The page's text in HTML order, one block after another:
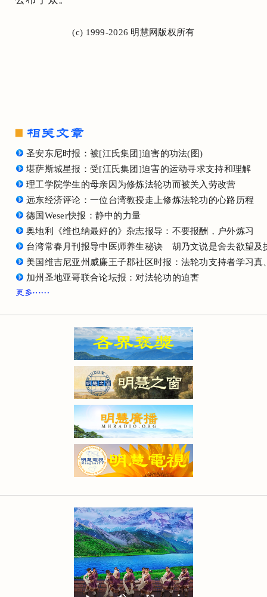
(c) 1999-2026 明慧网版权所有
圣安东尼时报：被[江氏集团]迫害的功法(图)
堪萨斯城星报：受[江氏集团]迫害的运动寻求支持和理解
理工学院学生的母亲因为修炼法轮功而被关入劳改营
远东经济评论：一位台湾教授走上修炼法轮功的心路历程
德国Weser快报：静中的力量
奥地利《维也纳最好的》杂志报导：不要报酬，户外炼习
台湾常春月刊报导中医师养生秘诀 胡乃文说是舍去欲望及
美国维吉尼亚州威廉王子郡社区时报：法轮功支持者学习真
加州圣地亚哥联合论坛报：对法轮功的迫害